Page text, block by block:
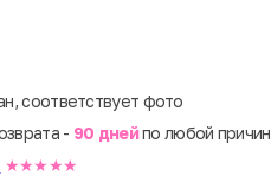
соответствует фото
- 90 днейпо любой
★★★★★